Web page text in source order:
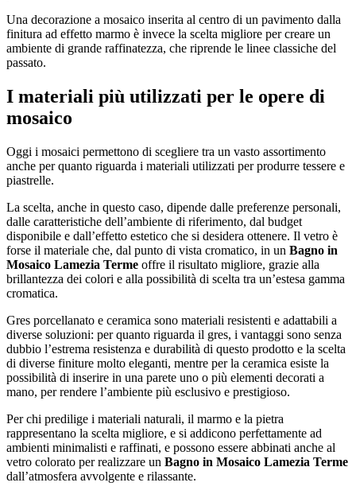
Una decorazione a mosaico inserita al centro di un pavimento dalla
finitura ad effetto marmo è invece la scelta migliore per creare un
ambiente di grande raffinatezza, che riprende le linee classiche del
passato.
I materiali più utilizzati per le opere di
mosaico
Oggi i mosaici permettono di scegliere tra un vasto assortimento
anche per quanto riguarda i materiali utilizzati per produrre tessere e
piastrelle.
La scelta, anche in questo caso, dipende dalle preferenze personali,
dalle caratteristiche dell’ambiente di riferimento, dal budget
disponibile e dall’effetto estetico che si desidera ottenere. Il vetro è
forse il materiale che, dal punto di vista cromatico, in un Bagno in
Mosaico Lamezia Terme offre il risultato migliore, grazie alla
brillantezza dei colori e alla possibilità di scelta tra un’estesa gamma
cromatica.
Gres porcellanato e ceramica sono materiali resistenti e adattabili a
diverse soluzioni: per quanto riguarda il gres, i vantaggi sono senza
dubbio l’estrema resistenza e durabilità di questo prodotto e la scelta
di diverse finiture molto eleganti, mentre per la ceramica esiste la
possibilità di inserire in una parete uno o più elementi decorati a
mano, per rendere l’ambiente più esclusivo e prestigioso.
Per chi predilige i materiali naturali, il marmo e la pietra
rappresentano la scelta migliore, e si addicono perfettamente ad
ambienti minimalisti e raffinati, e possono essere abbinati anche al
vetro colorato per realizzare un Bagno in Mosaico Lamezia Terme
dall’atmosfera avvolgente e rilassante.